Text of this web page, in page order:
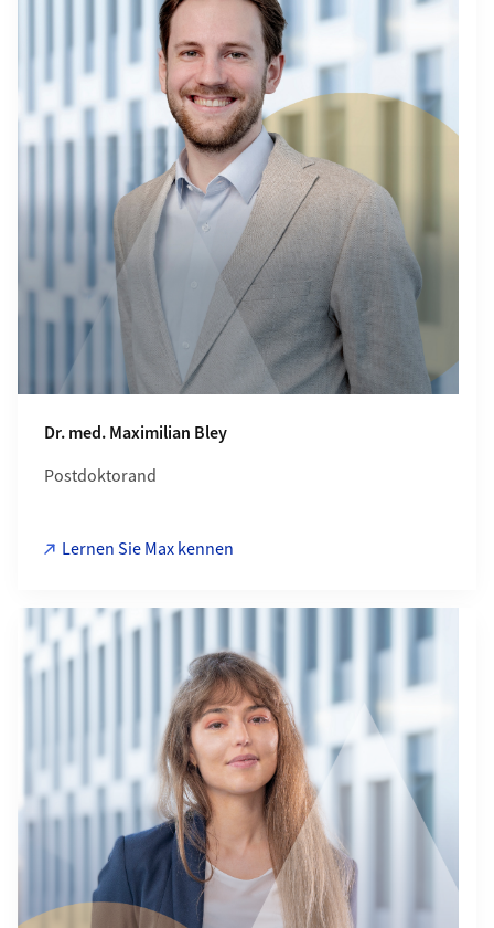
Dr. med. Maximilian Bley
Postdoktorand
Lernen Sie Max kennen